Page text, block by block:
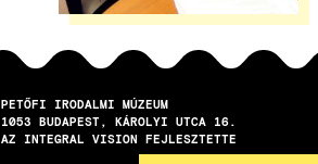
PETŐFI IRODALMI MÚZEUM
1053
BUDAPEST
KÁROLYI UTCA 16.
AZ INTEGRAL VISION FEJLESZTETTE